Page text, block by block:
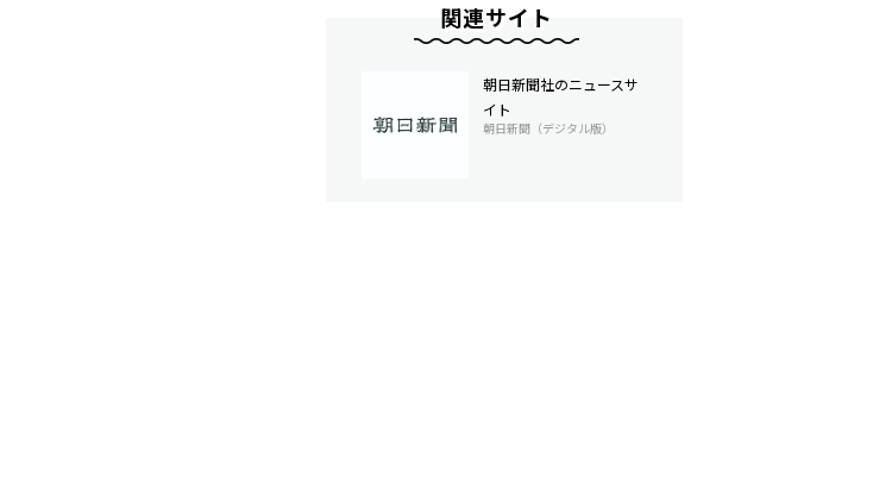
関連サイト
朝日新聞社のニュースサ
イト
朝日新聞（デジタル版）